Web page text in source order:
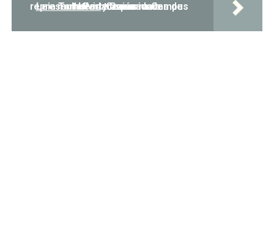
Leia Também:Comunidades de mulheres trazem mais representatividade para a Campus Party Goiás